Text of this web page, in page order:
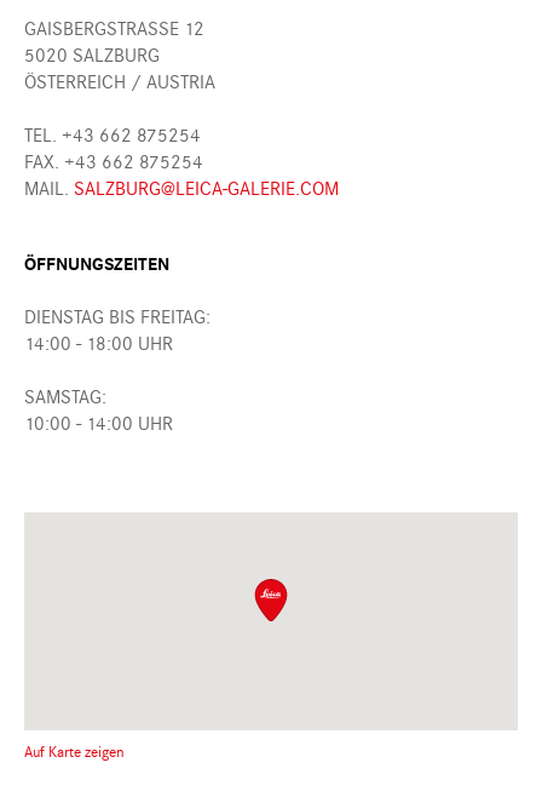
GAISBERGSTRASSE 12
5020 SALZBURG
ÖSTERREICH / AUSTRIA
TEL. +43 662 875254
FAX. +43 662 875254
MAIL. SALZBURG@LEICA-GALERIE.COM
ÖFFNUNGSZEITEN
DIENSTAG BIS FREITAG:
14:00 - 18:00 UHR
SAMSTAG:
10:00 - 14:00 UHR
Auf Karte zeigen